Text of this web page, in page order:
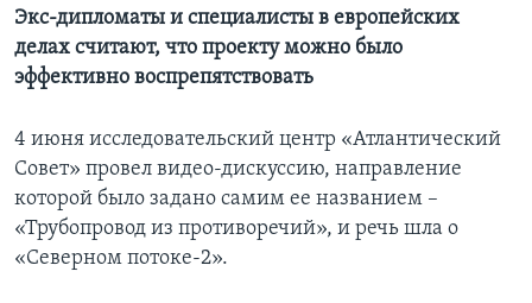
Языки
Экс-дипломаты и специалисты в европейских
делах считают, что проекту можно было
эффективно воспрепятствовать
4 июня исследовательский центр «Атлантический
Совет» провел видео-дискуссию, направление
которой было задано самим ее названием –
«Трубопровод из противоречий», и речь шла о
«Северном потоке-2».